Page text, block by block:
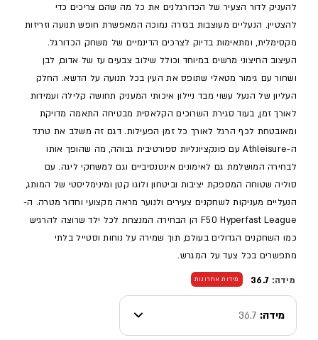
להעניק לדור הצעיר של הכדורגלנים את כל מה שהם צריכים כדי
להצטיין. הנעליים מעוצבות בגזרה נמוכה המאפשרת חופש תנועה וזריזות
מקסימלית, ומתאימות בדיוק לצרכים הדינמיים של משחק הכדורגל.
העיצוב החיצוני מרשים במיוחד וכולל שילוב צבעים עז של אדום, לבן
ושחור עם גימור מטאלי שתופס את העין בכל תנועה על הדשא. החלק
העליון של הנעל עשוי מבד ניילון איכותי המעניק תחושה קלילה ועמידות
לאורך זמן, בעוד סגירת השרוכים הקלאסית מבטיחה התאמה מדויקת
ומאובטחת לכף הרגל לאורך כל זמן הפעילות. דגם זה משלב את טרנד
ה-Athleisure עם פונקציונליות ספורטיבית גבוהה, מה שהופך אותו
לבחירה המושלמת גם לאימונים אינטנסיביים וגם למשחקי ליגה. עם
סוליה שטוחה המספקת יציבות וביטחון ולוגו קטן ומינימליסטי של המותג,
הנעליים מעניקות לשחקנים צעירים ולנוער מראה מקצועי וחדור מטרה. ה-
F50 Hyperfast League הן הבחירה המנצחת לכל ילד שרוצה להרגיש
כמו השחקנים הגדולים בעולם, תוך שמירה על נוחות וסטייל בלתי
מתפשרים בכל צעד על המגרש.
מידה: 36.7 מידות אחרונות
מידה: 36.7